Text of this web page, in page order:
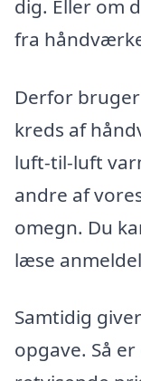
dig. Eller om
fra
Derfor
kreds af
luft-til-luft
andre af
omegn. Du
læse
Samtidig
opgave. Så